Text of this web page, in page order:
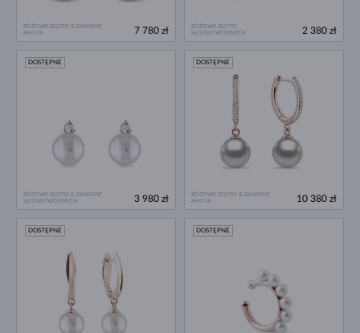
RÓŻOWE ZŁOTO & DIAMENT
AKOYA
7 780 zł
RÓŻOWE ZŁOTO
SŁODKOWODNYCH
2 380 zł
RÓŻOWE ZŁOTO & DIAMENT
SŁODKOWODNYCH
DOSTĘPNE
3 980 zł
RÓŻOWE ZŁOTO & DIAMENT
AKOYA
DOSTĘPNE
10 380 zł
DOSTĘPNE DOSTĘPNE